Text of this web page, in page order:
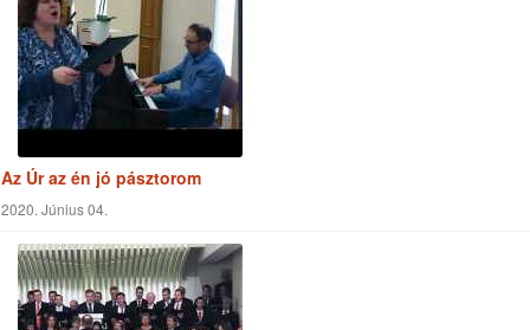
Az Úr az én jó pásztorom
2020. Június 04.